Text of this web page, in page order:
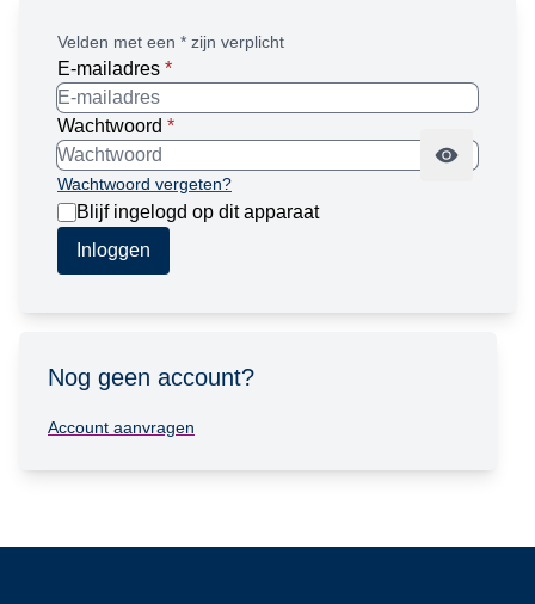
Velden met een * zijn verplicht
E-mailadres *
Wachtwoord *
Wachtwoord vergeten?
Blijf ingelogd op dit apparaat
Inloggen
Nog geen account?
Account aanvragen